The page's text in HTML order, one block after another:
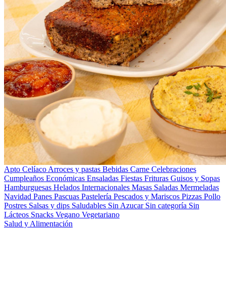
Apto Celíaco Arroces y pastas Bebidas Carne Celebraciones
Cumpleaños Económicas Ensaladas Fiestas Frituras Guisos y Sopas
Hamburguesas Helados Internacionales Masas Saladas Mermeladas
Navidad Panes Pascuas Pastelería Pescados y Mariscos Pizzas Pollo
Postres Salsas y dips Saludables Sin Azucar Sin categoría Sin
Lácteos Snacks Vegano Vegetariano
Salud y Alimentación